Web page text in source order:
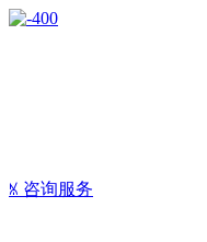
ꁱ 咨询服务